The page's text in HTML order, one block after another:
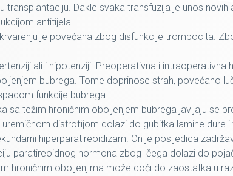
transplantaciju. Dakle svaka transfuzija je unos
antitijela.
je povećana zbog disfunkcije trombocita.
ali i hipotenziji. Preoperativna i
bubrega. Tome doprinose strah, povećano
funkcije bubrega.
sa težim hroničnim oboljenjem bubrega javljaju se
uremičnom distrofijom dolazi do gubitka lamine dure
hiperparatireoidizam. On je posljedica
paratireoidnog hormona zbog čega dolazi do
hroničnim oboljenjima može doći do zaostatka u